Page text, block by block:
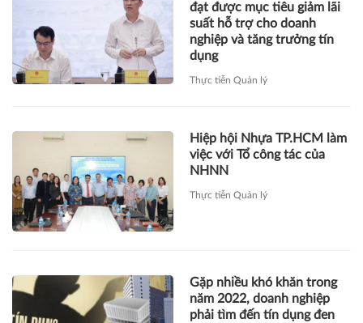
đạt được mục tiêu giảm lãi
suất hỗ trợ cho doanh
nghiệp và tăng trưởng tín
dụng
Thực tiễn Quản lý
Hiệp hội Nhựa TP.HCM làm
việc với Tổ công tác của
NHNN
Thực tiễn Quản lý
Gặp nhiều khó khăn trong
năm 2022, doanh nghiệp
phải tìm đến tín dụng đen